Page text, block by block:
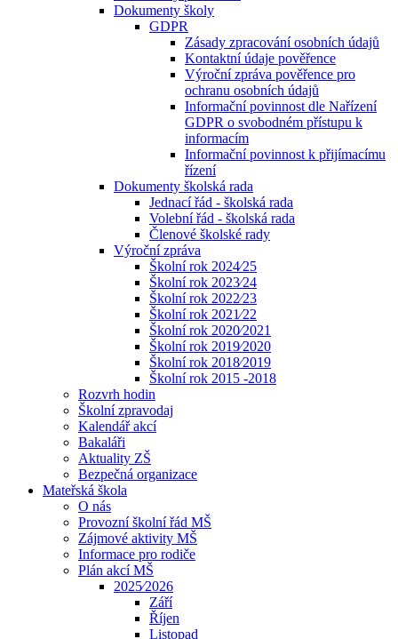
Dokumenty školy
GDPR
Zásady zpracování osobních údajů
Kontaktní údaje pověřence
Výroční zpráva pověřence pro
ochranu osobních údajů
Informační povinnost dle Nařízení
GDPR o svobodném přístupu k
informacím
Informační povinnost k přijímacímu
řízení
Dokumenty školská rada
Jednací řád - školská rada
Volební řád - školská rada
Členové školské rady
Výroční zpráva
Školní rok 2024⁄25
Školní rok 2023⁄24
Školní rok 2022⁄23
Školní rok 2021⁄22
Školní rok 2020⁄2021
Školní rok 2019⁄2020
Školní rok 2018⁄2019
Školní rok 2015 -2018
Rozvrh hodin
Školní zpravodaj
Kalendář akcí
Bakaláři
Aktuality ZŠ
Bezpečná organizace
Mateřská škola
O nás
Provozní školní řád MŠ
Zájmové aktivity MŠ
Informace pro rodiče
Plán akcí MŠ
2025⁄2026
Září
Říjen
Listopad